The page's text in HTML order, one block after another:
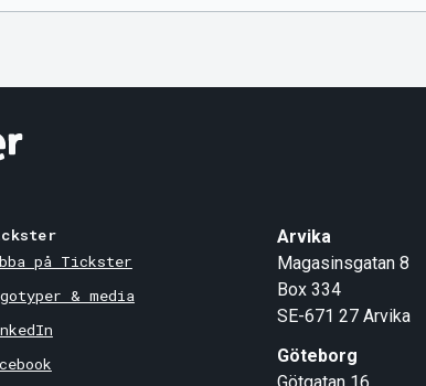
på Tickster
& media
Arvika
Magasinsgatan 8
Box 334
SE-671 27 Arvika
Göteborg